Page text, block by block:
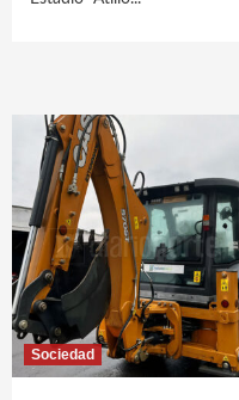
Sociedad